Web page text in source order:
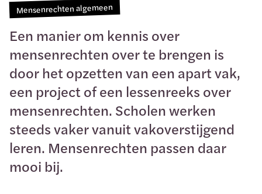
Mensenrechten algemeen
Een manier om kennis over
mensenrechten over te brengen is
door het opzetten van een apart vak,
een project of een lessenreeks over
mensenrechten. Scholen werken
steeds vaker vanuit vakoverstijgend
leren. Mensenrechten passen daar
mooi bij.